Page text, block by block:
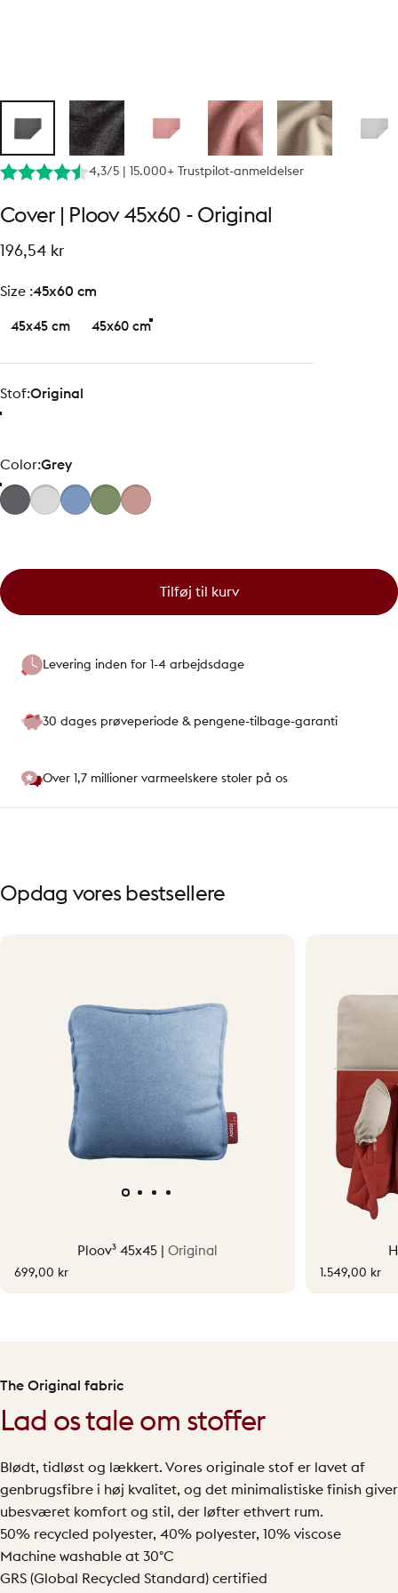
4,3/5 | 15.000+ Trustpilot-anmeldelser
Cover Ploov 45x60 - Original
196,54 kr
size
Size :45x60 cm
45x45 cm 45x60 cm
Stof
Stof:Original
Color
Color:Grey
Tilføj til kurv
Levering inden for 1-4 arbejdsdage
30 dages prøveperiode & pengene-tilbage-garanti
Over 1,7 millioner varmeelskere stoler på os
Opdag vores bestsellere
Ploov³ 45x45 | Original
699,00 kr 1.549,00 kr
The Original fabric
Lad os tale om stoffer
Blødt, tidløst og lækkert. Vores originale stof er lavet af
genbrugsfibre i høj kvalitet, og det minimalistiske finish giver
ubesværet komfort og stil, der løfter ethvert rum.
50% recycled polyester, 40% polyester, 10% viscose
Machine washable at 30°C
GRS (Global Recycled Standard) certified